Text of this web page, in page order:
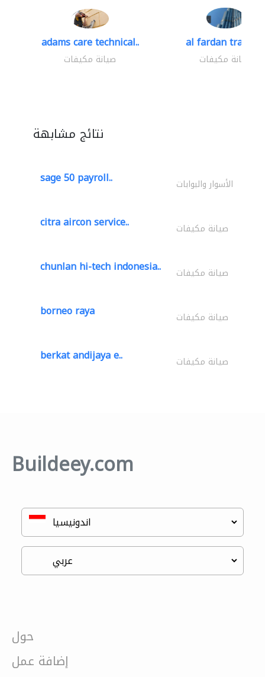
adams care technical..
صيانة مكيفات
al fardan trading..
صيانة مكيفات
نتائج مشابهة
sage 50 payroll.. الأسوار والبوابات
citra aircon service.. صيانة مكيفات
chunlan hi-tech indonesia.. صيانة مكيفات
borneo raya صيانة مكيفات
berkat andijaya e.. صيانة مكيفات
Buildeey.com
حول
إضافة عمل